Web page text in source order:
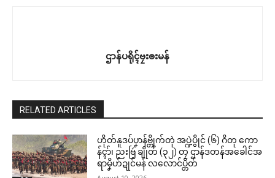
ဌာန်ပရိုၚ်ဗၠးၜးမန်
RELATED ARTICLES
ဟိုတ်နူဒပ်ပၞာန်ဗ္တိုက်တုဲ အပ္ဍဲပွိုင် (၆) ဂိတု ကော
န်ၚာ်၊ ညးဗြဴ ချိုတ် (၃၂) တၠ ဌာန်ဒတန်အခေါင်အ
ရာမၞိဟ်ဍုင်မန် လလောင်ပ္တိတ်